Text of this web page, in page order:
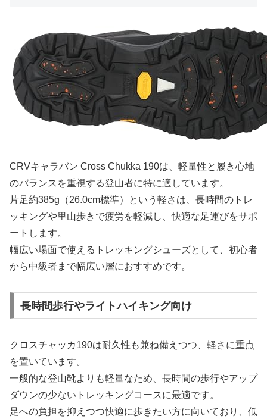
CRVキャラバン Cross Chukka 190は、軽量性と履き心地
のバランスを重視する登山者に特に適しています。
片足約385g（26.0cm標準）という軽さは、長時間のトレ
ッキングや里山歩きで疲労を軽減し、快適な足運びをサポ
ートします。
幅広い場面で使えるトレッキングシューズとして、初心者
から中級者まで幅広い層におすすめです。
長時間歩行やライトハイキング向け
クロスチャッカ190は耐久性も兼ね備えつつ、軽さに重点
を置いています。
一般的な登山靴よりも軽量なため、長時間の歩行やアップ
ダウンの少ないトレッキングコースに最適です。
足への負担を抑えつつ快適に歩きたい方に向いており、低